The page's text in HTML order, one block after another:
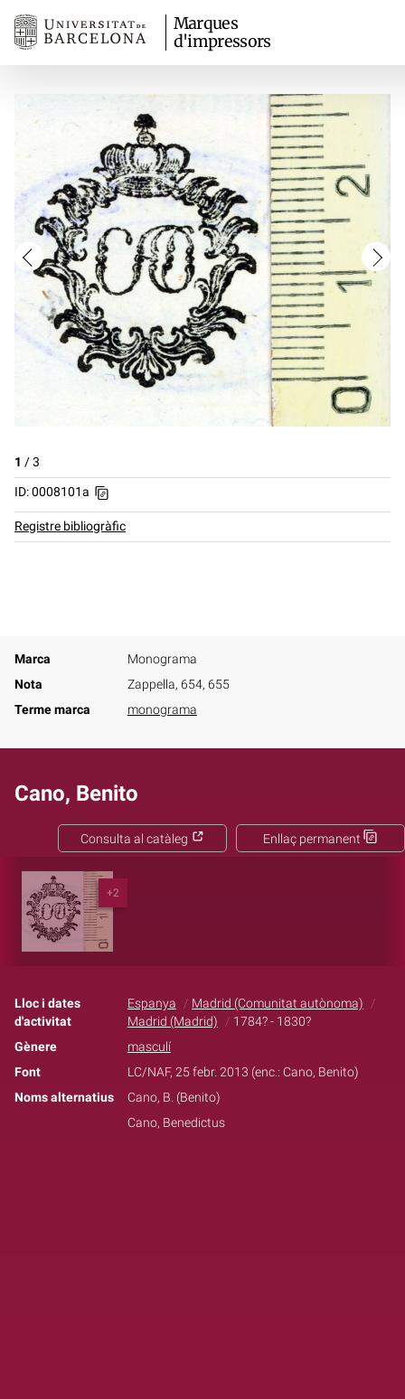
Marques
d'impressors
1 /3
ID: 0008101a
Registre bibliogràfic
Marca
Monograma
Nota
Zappella, 654, 655
Terme marca
monograma
Cano, Benito
Enllaç permanent
Consulta al catàleg
+2
Lloc i dates
d'activitat
Espanya
Madrid (Comunitat autònoma)
Madrid (Madrid)
1784? - 1830?
Gènere
masculí
Font
LC/NAF, 25 febr. 2013 (enc.: Cano, Benito)
Noms alternatius
Cano, B. (Benito)
Cano, Benedictus